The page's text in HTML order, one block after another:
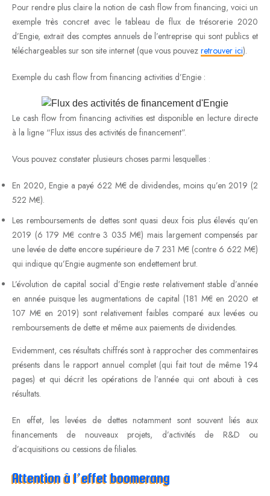
Pour rendre plus claire la notion de cash flow from financing, voici un
exemple très concret avec le tableau de flux de trésorerie 2020
d’Engie, extrait des comptes annuels de l’entreprise qui sont publics et
téléchargeables sur son site internet (que vous pouvez retrouver ici).
Exemple du cash flow from financing activities d’Engie :
Le cash flow from financing activities est disponible en lecture directe
à la ligne “Flux issus des activités de financement”.
Vous pouvez constater plusieurs choses parmi lesquelles :
En 2020, Engie a payé 622 M€ de dividendes, moins qu’en 2019 (2
522 M€).
Les remboursements de dettes sont quasi deux fois plus élevés qu’en
2019 (6 179 M€ contre 3 035 M€) mais largement compensés par
une levée de dette encore supérieure de 7 231 M€ (contre 6 622 M€)
qui indique qu’Engie augmente son endettement brut.
L’évolution de capital social d’Engie reste relativement stable d’année
en année puisque les augmentations de capital (181 M€ en 2020 et
107 M€ en 2019) sont relativement faibles comparé aux levées ou
remboursements de dette et même aux paiements de dividendes.
Evidemment, ces résultats chiffrés sont à rapprocher des commentaires
présents dans le rapport annuel complet (qui fait tout de même 194
pages) et qui décrit les opérations de l’année qui ont abouti à ces
résultats.
En effet, les levées de dettes notamment sont souvent liés aux
financements de nouveaux projets, d’activités de R&D ou
d’acquisitions ou cessions de filiales.
Attention à l’effet boomerang